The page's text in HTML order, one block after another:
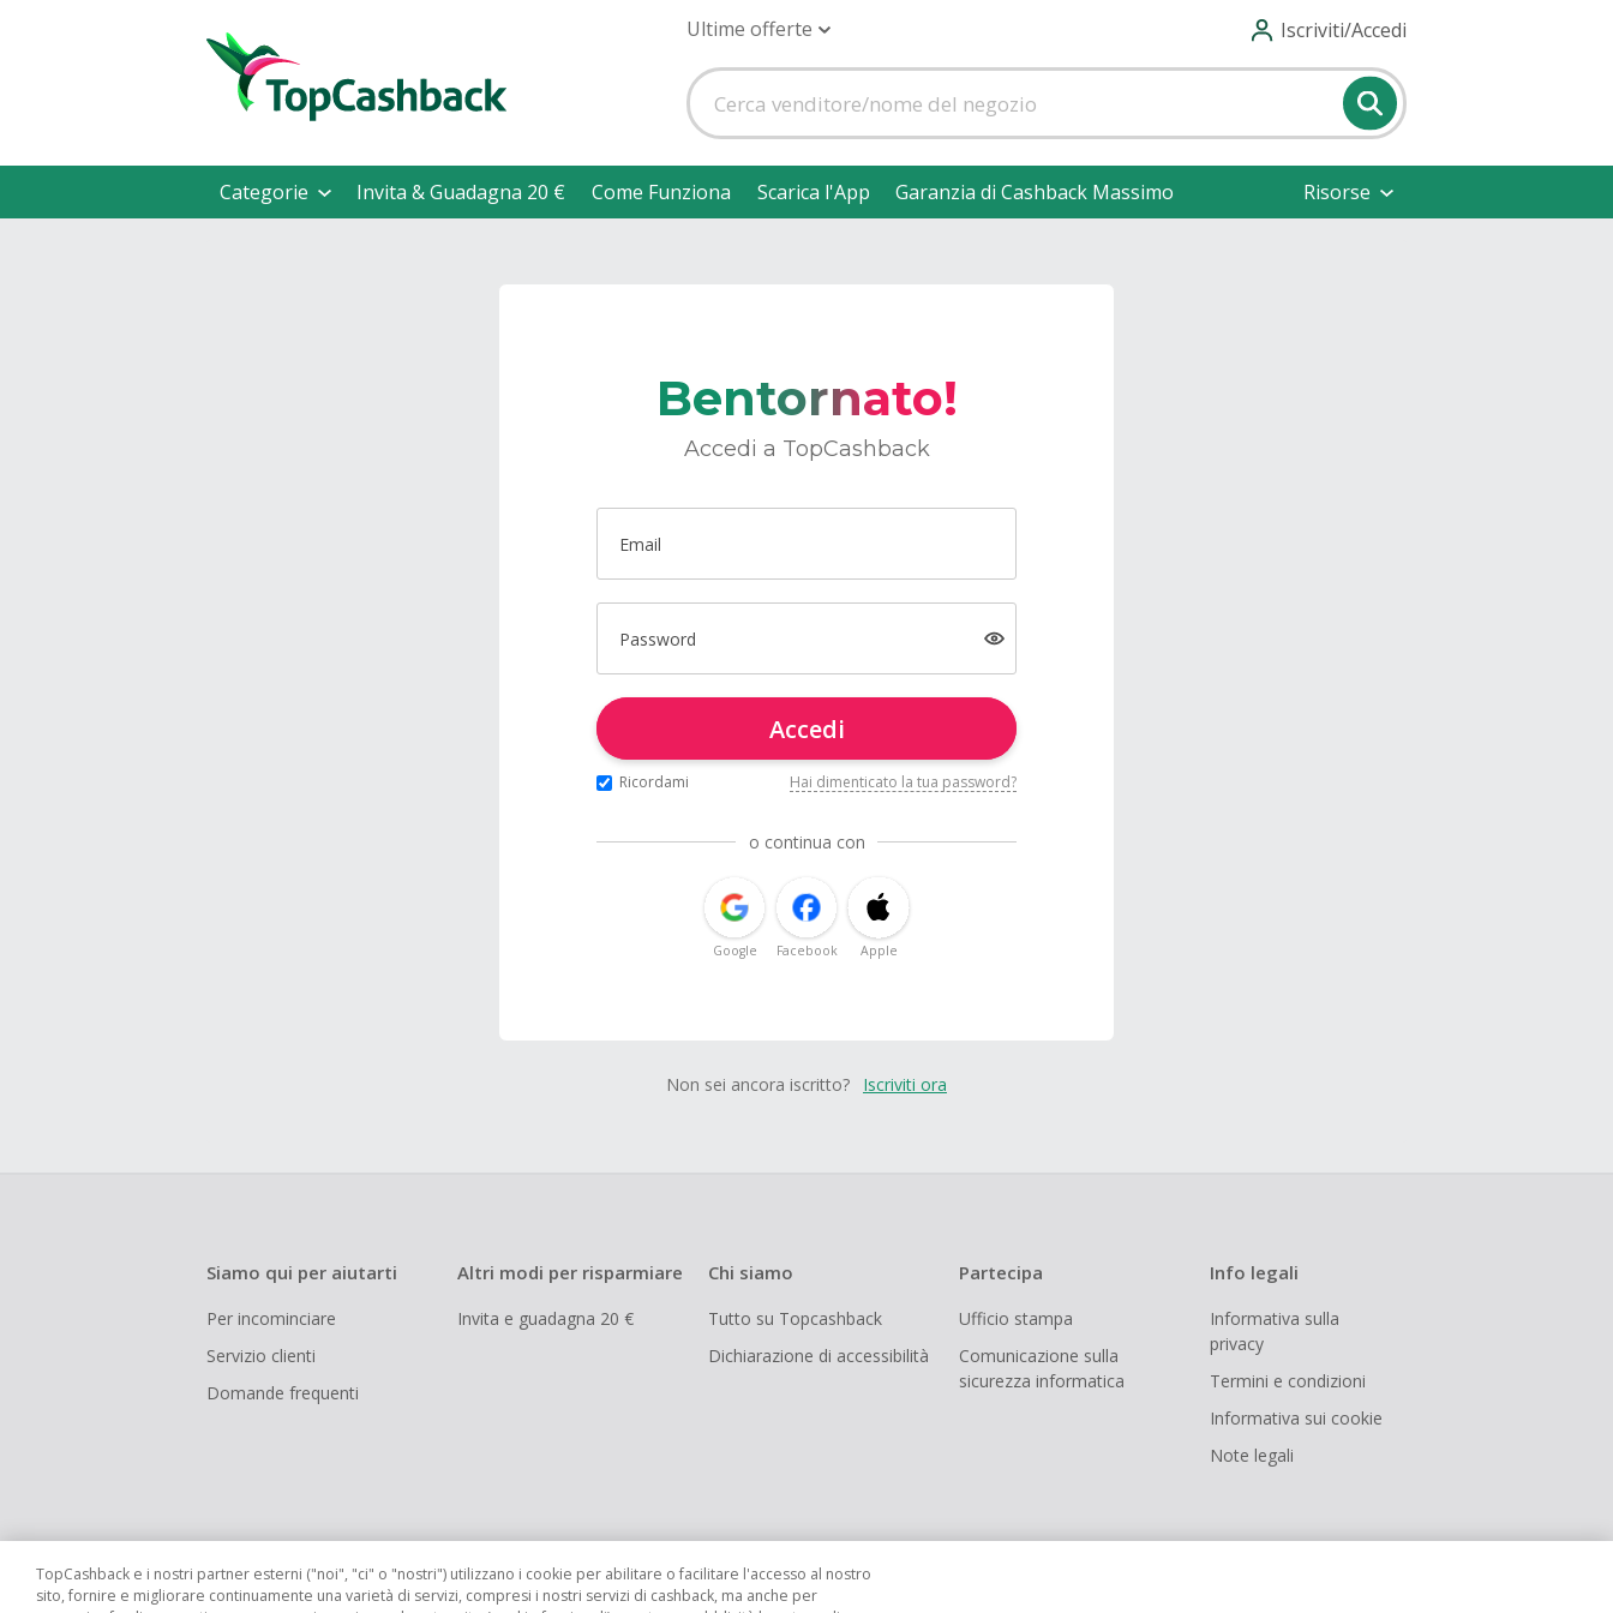
Ultime offerte Iscriviti/Accedi
Categorie Invita & Guadagna 20 € Come Funziona Scarica l'App Garanzia di Cashback Massimo Risorse
Bentornato!
Accedi a TopCashback
Email
Password
Accedi
Ricordami Hai dimenticato la tua password?
o continua con
Google Facebook Apple
Non sei ancora iscritto? Iscriviti ora
Siamo qui per aiutarti
Per incominciare
Servizio clienti
Domande frequenti
Altri modi per risparmiare
Invita e guadagna 20 €
Chi siamo
Tutto su Topcashback
Dichiarazione di accessibilità
Partecipa
Ufficio stampa
Comunicazione sulla
sicurezza informatica
Info legali
Informativa sulla
privacy
Termini e condizioni
Informativa sui cookie
Note legali
TopCashback e i nostri partner esterni ("noi", "ci" o "nostri") utilizzano i cookie per abilitare o facilitare l'accesso al nostro
sito, fornire e migliorare continuamente una varietà di servizi, compresi i nostri servizi di cashback, ma anche per